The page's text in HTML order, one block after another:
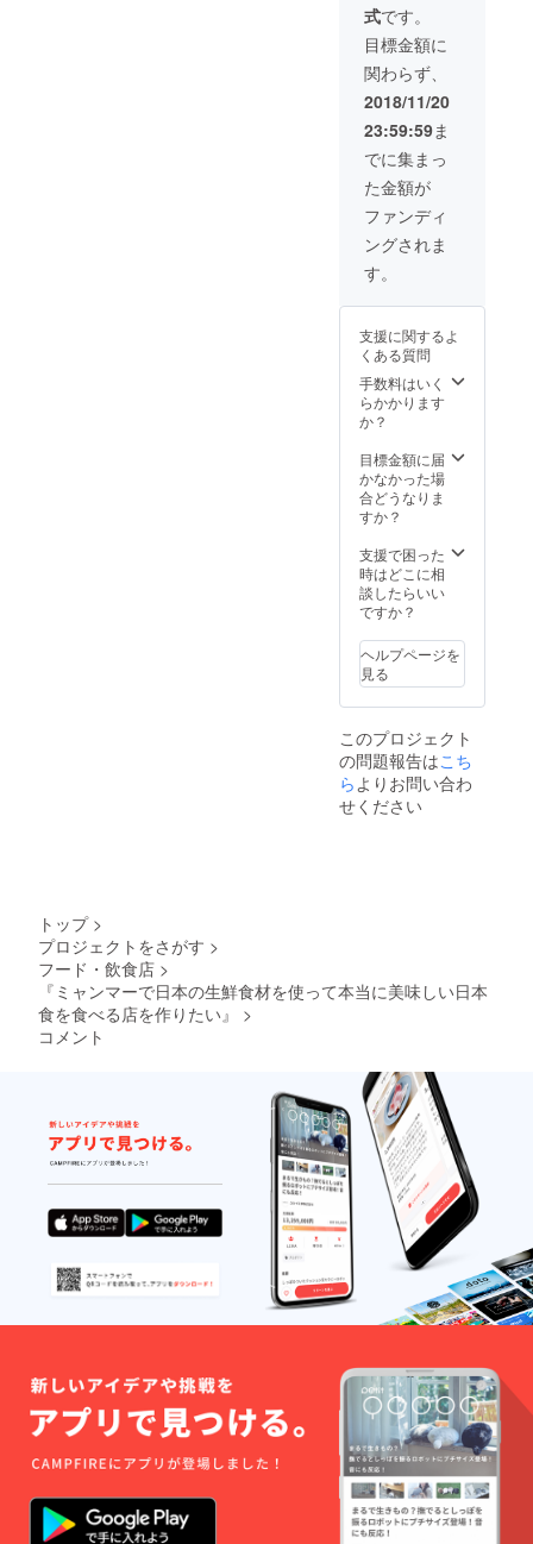
式です。
目標金額に
関わらず、
2018/11/20
23:59:59ま
でに集まっ
た金額が
ファンディ
ングされま
す。
支援に関するよ
くある質問
手数料はいく
らかかります
か？
目標金額に届
かなかった場
合どうなりま
すか？
支援で困った
時はどこに相
談したらいい
ですか？
ヘルプページを
見る
このプロジェクト
の問題報告はこち
ら よりお問い合わ
せください
トップ >
プロジェクトをさがす >
フード・飲食店 >
『ミャンマーで日本の生鮮食材を使って本当に美味しい日本
食を食べる店を作りたい』
>
コメント